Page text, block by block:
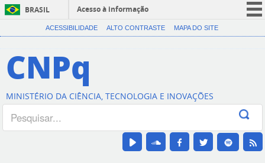
BRASIL
Acesso à informação
CORONAVÍRUS (COVID-19)
Canais
ACESSIBILIDADE ALTO CONTRASTE MAPA DO SITE
CNPq
MINISTÉRIO DA CIÊNCIA, TECNOLOGIA E INOVAÇÕES